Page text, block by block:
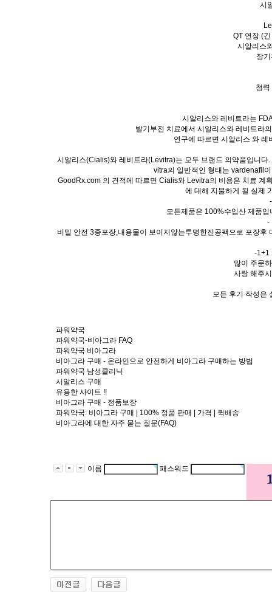
시
QT 연장 (
시알리스
장
청력
시알리스와 레비트라는
발기부전 치료에서 시알리스와 레비트라
연구에 따르면 시알리스 와
시알리스(Cialis)와 레비트라(Levitra)는 모두 브랜드 의약품입니
vitra의 일반적인 형태는 vardenafil
GoodRx.com 의 견적에 따르면 Cialis와 Levitra의 비용은 치료 계
에 대해 지불하게 될 실제
모든제품은 100%수입산 제품
-
비밀 안전 3중포장,내용물이 보이지않는투명한진공팩으로 포장
-1+1
많이 주문
사랑 해주
모든 후기 작성은
파워약국
파워약국-비아그라 FAQ
파워약국 비아그라
비아그라 구매 - 온라인으로 안전하게 비아그라 구매하는 방법
파워약국 남성클리닉
시알리스 구매
유용한 사이트 !!
비아그라 구매 - 정품보장
파워약국: 비아그라 구매 | 100% 정품 판매 | 가격 | 퀵배송
비아그라에 대한 자주 묻는 질문(FAQ)
이름 패스워드